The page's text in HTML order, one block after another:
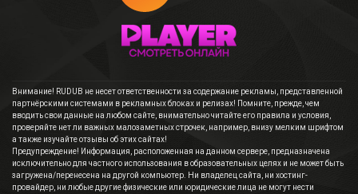
Внимание! RUDUB не несет ответственности за содержание рекламы, представленной
партнёрскими системами в рекламных блоках и релизах! Помните, прежде, чем
вводить свои данные на любом сайте, внимательно читайте его правила и условия,
проверяйте нет ли важных малозаметных строчек, например, внизу мелким шрифтом
а также изучайте отзывы об этих сайтах!
Предупреждение! Информация, расположенная на данном сервере, предназначена
исключительно для частного использования в образовательных целях и не может быть
загружена/перенесена на другой компьютер. Ни владелец сайта, ни хостинг-
провайдер, ни любые другие физические или юридические лица не могут нести